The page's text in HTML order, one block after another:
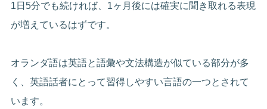
1日5分でも続ければ、1ヶ月後には確実に聞き取れる表現
が増えているはずです。
オランダ語は英語と語彙や文法構造が似ている部分が多
く、英語話者にとって習得しやすい言語の一つとされて
います。